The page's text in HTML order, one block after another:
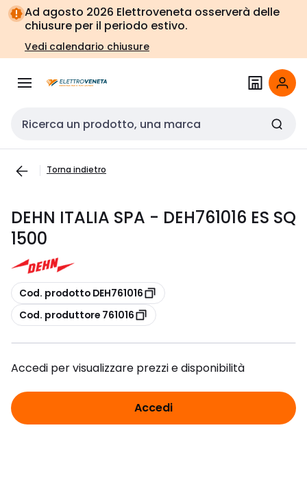
Vai alla
navigazione
Vai
alla
pagina
Ad agosto 2026 Elettroveneta osserverà delle
chiusure per il periodo estivo.
Vedi calendario chiusure
Cerca input
Torna indietro
DEHN ITALIA SPA - DEH761016 ES SQ
1500
copia
Cod. prodotto DEH761016
copia
Cod. produttore 761016
Accedi per visualizzare prezzi e disponibilità
Accedi